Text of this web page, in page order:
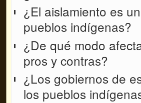
¿El aislamiento es
pueblos indígenas?
¿De qué modo
pros y contras?
¿Los gobiernos de
los pueblos